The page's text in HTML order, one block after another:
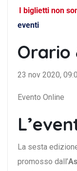
I biglietti non
eventi
Orario
23 nov 2020,
Evento Online
La sesta
promosso dall’